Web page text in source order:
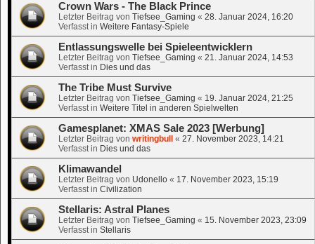
Crown Wars - The Black Prince
Letzter Beitrag von Tiefsee_Gaming « 28. Januar 2024, 16:20
Verfasst in Weitere Fantasy-Spiele
Entlassungswelle bei Spieleentwicklern
Letzter Beitrag von Tiefsee_Gaming « 21. Januar 2024, 14:53
Verfasst in Dies und das
The Tribe Must Survive
Letzter Beitrag von Tiefsee_Gaming « 19. Januar 2024, 21:25
Verfasst in Weitere Titel in anderen Spielwelten
Gamesplanet: XMAS Sale 2023 [Werbung]
Letzter Beitrag von writingbull « 27. November 2023, 14:21
Verfasst in Dies und das
Klimawandel
Letzter Beitrag von Udonello « 17. November 2023, 15:19
Verfasst in Civilization
Stellaris: Astral Planes
Letzter Beitrag von Tiefsee_Gaming « 15. November 2023, 23:09
Verfasst in Stellaris